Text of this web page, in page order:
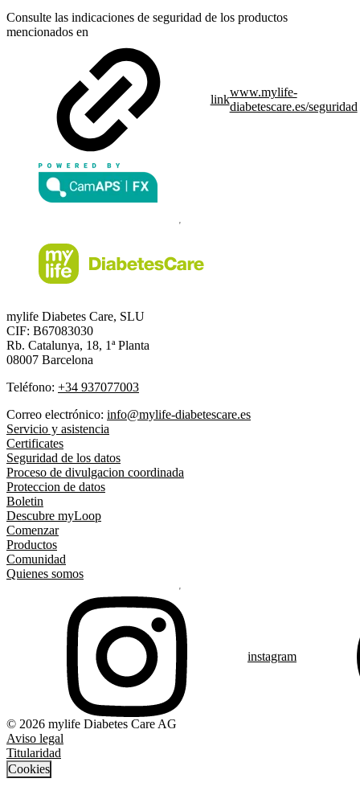
Consulte las indicaciones de seguridad de los productos
mencionados en
link
www.mylife-
diabetescare.es/seguridad
mylife Diabetes Care, SLU
CIF: B67083030
Rb. Catalunya, 18, 1ª Planta
08007 Barcelona
Teléfono: +34 937077003
Correo electrónico: info@mylife-diabetescare.es
Servicio y asistencia
Certificates
Seguridad de los datos
Proceso de divulgacion coordinada
Proteccion de datos
Boletin
Descubre myLoop
Comenzar
Productos
Comunidad
Quienes somos
instagram
© 2026 mylife Diabetes Care AG
Aviso legal
Titularidad
Cookies